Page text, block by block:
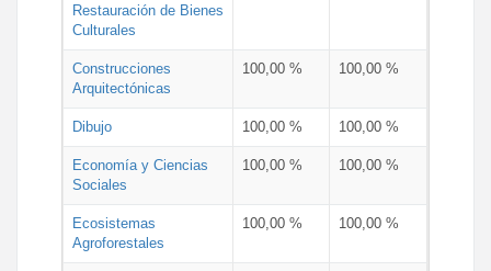
Restauración de Bienes
Culturales
Construcciones
Arquitectónicas
100,00 % 100,00 %
Dibujo 100,00 % 100,00 %
Economía y Ciencias
Sociales
100,00 % 100,00 %
Ecosistemas
Agroforestales
100,00 % 100,00 %